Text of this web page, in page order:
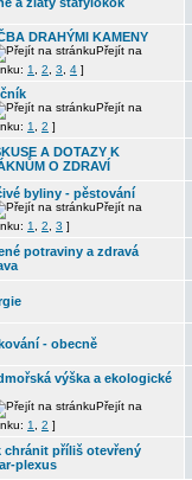
DRAHÝMI KAMENY
Přejít na
1 2 3 4 ]
Přejít na
1 2 ]
A DOTAZY K
O ZDRAVÍ
byliny - pěstování
Přejít na
1 2 3 ]
potraviny a zdravá
- obecně
výška a ekologické
Přejít na
1 2 ]
chránit příliš otevřený
plexus